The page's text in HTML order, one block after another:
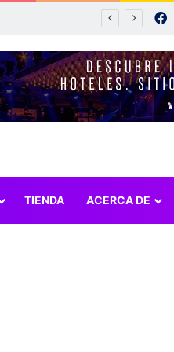
TIENDA ACERCA DE